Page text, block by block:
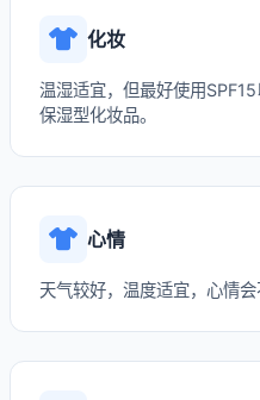
化妆
温湿适宜，但最好使用
保湿型化妆品。
心情
天气较好，温度适宜，心情